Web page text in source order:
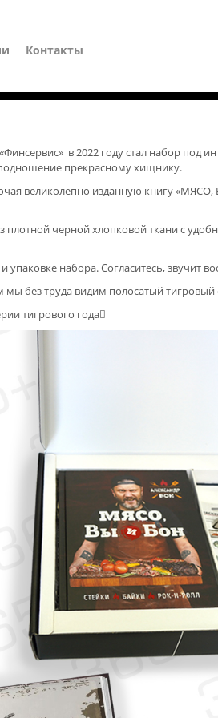
Контакты
в 2022 году стал набор под
подношение прекрасному хищнику.
великолепно изданную книгу
черной хлопковой ткани с
набора. Согласитесь, звучит
без труда видим полосатый тигровый
тигрового года